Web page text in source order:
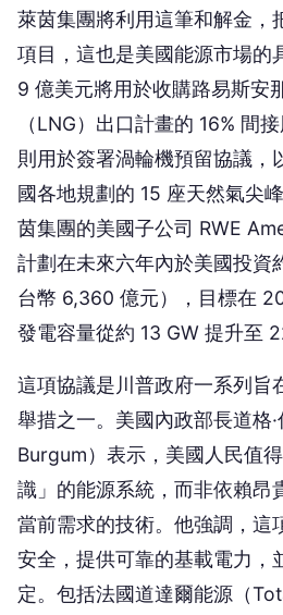
項目，這也是美國能源市場的
9 億美元將用於收購路易斯安
（LNG）出口計畫的 16% 間
則用於簽署渦輪機預留協議，
國各地規劃的 15 座天然氣尖
茵集團的美國子公司 RWE
計劃在未來六年內於美國投資
台幣 6,360 億元），目標在
發電容量從約 13 GW 提升至
這項協議是川普政府一系列旨
舉措之一。美國內政部長道格
Burgum）表示，美國人民值得
識」的能源系統，而非依賴昂
當前需求的技術。他強調，這
安全，提供可靠的基載電力，
定。包括法國道達爾能源（
能源（Duke Energy）、